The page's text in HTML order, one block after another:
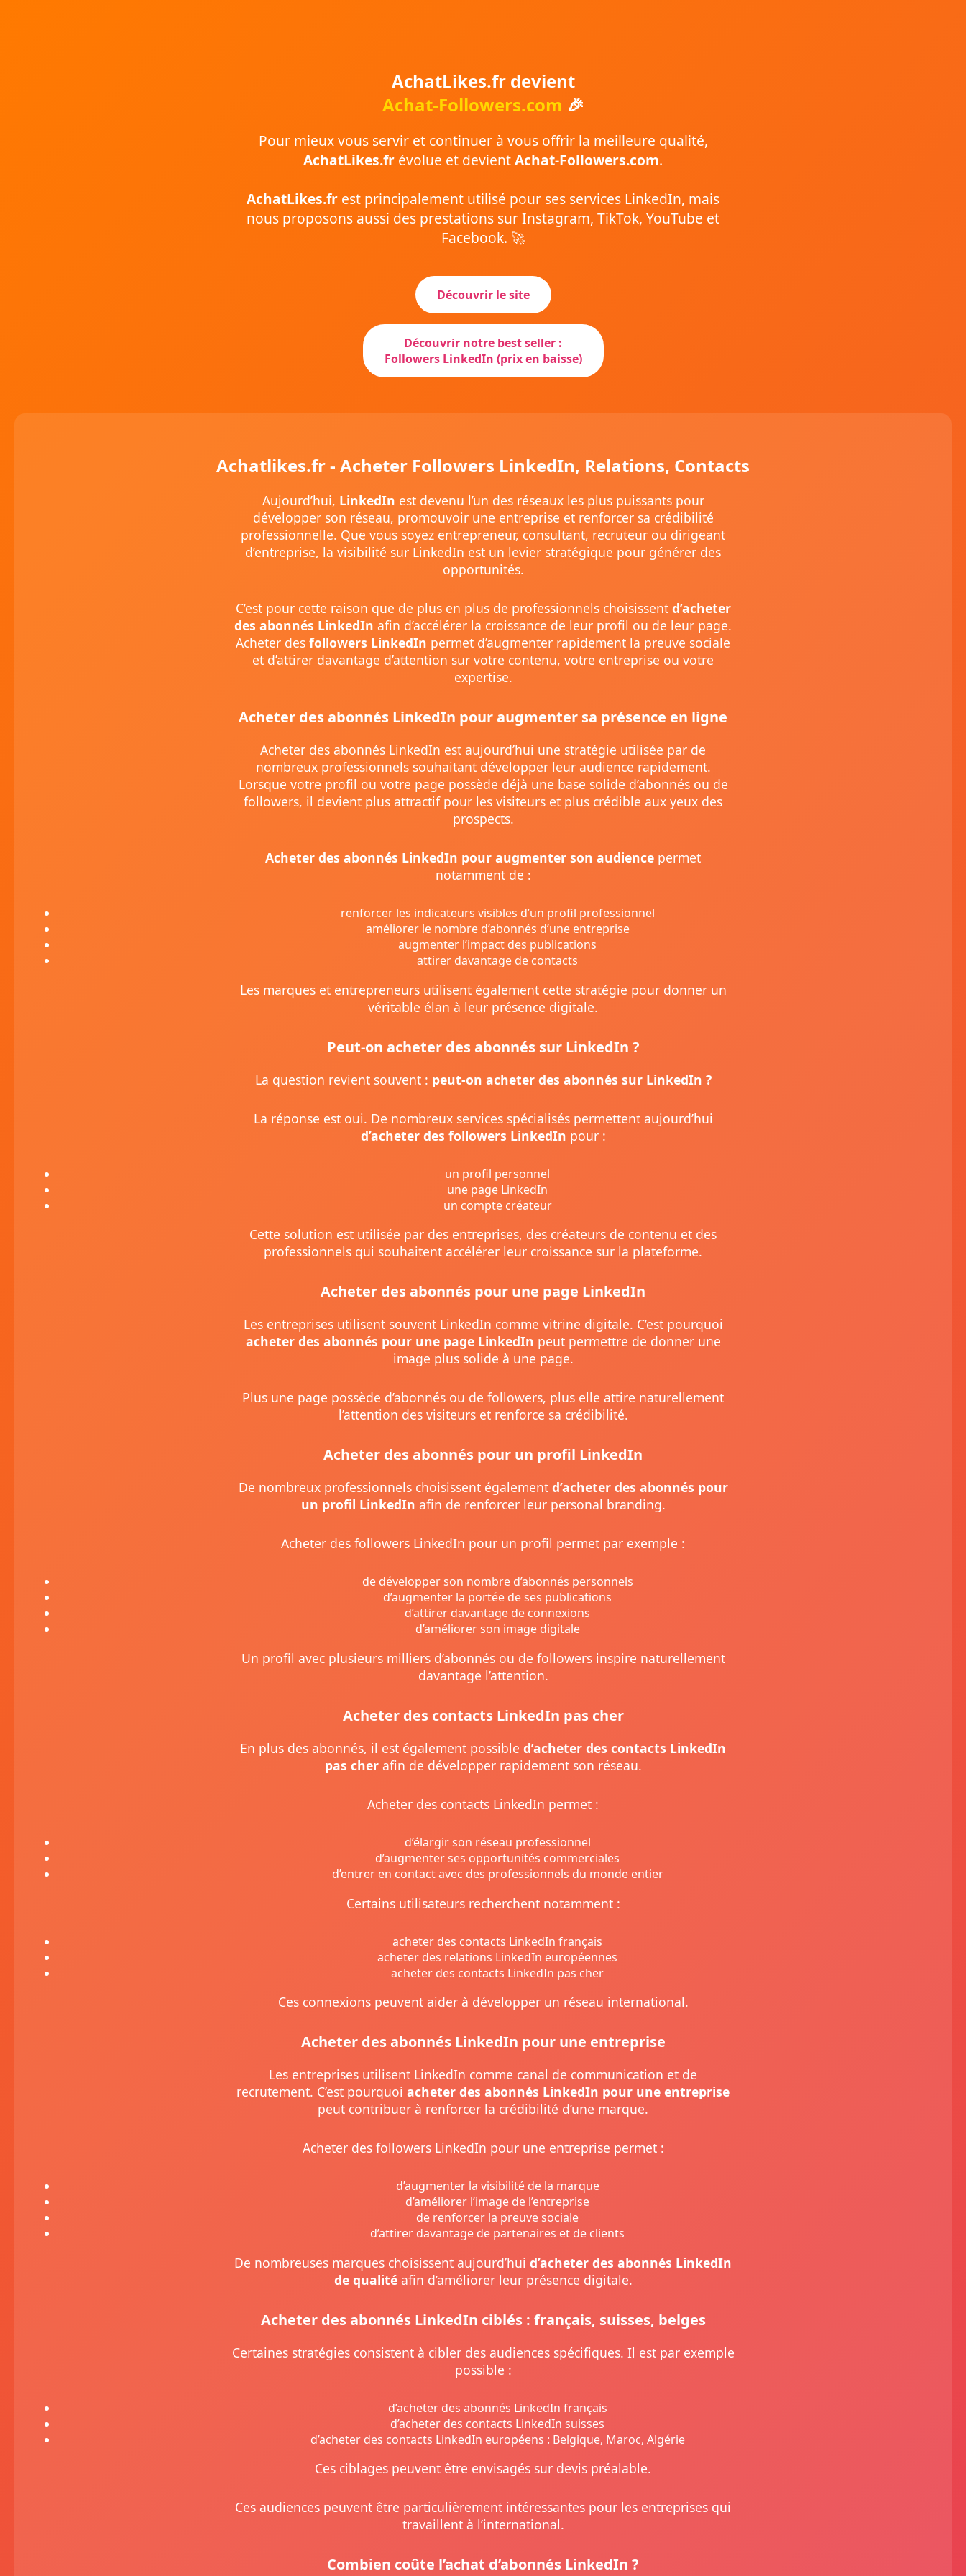
AchatLikes.fr devient
Achat-Followers.com 🎉
Pour mieux vous servir et continuer à vous offrir la meilleure qualité,
AchatLikes.fr évolue et devientAchat-Followers.com.
AchatLikes.fr est principalement utilisé pour ses services LinkedIn, mais
nous proposons aussi des prestations sur Instagram, TikTok, YouTube et
Facebook. 🚀
Découvrir le site
Découvrir notre best seller :
Followers LinkedIn (prix en baisse)
Achatlikes.fr - Acheter Followers LinkedIn, Relations, Contacts
Aujourd’hui, LinkedIn est devenu l’un des réseaux les plus puissants pour
développer son réseau, promouvoir une entreprise et renforcer sa crédibilité
professionnelle. Que vous soyez entrepreneur, consultant, recruteur ou dirigeant
d’entreprise, la visibilité sur LinkedIn est un levier stratégique pour générer des
opportunités.
C’est pour cette raison que de plus en plus de professionnels choisissent d’acheter
des abonnés LinkedIn afin d’accélérer la croissance de leur profil ou de leur page.
Acheter des followers LinkedIn permet d’augmenter rapidement la preuve sociale
et d’attirer davantage d’attention sur votre contenu, votre entreprise ou votre
expertise.
Acheter des abonnés LinkedIn pour augmenter sa présence en ligne
Acheter des abonnés LinkedIn est aujourd’hui une stratégie utilisée par de
nombreux professionnels souhaitant développer leur audience rapidement.
Lorsque votre profil ou votre page possède déjà une base solide d’abonnés ou de
followers, il devient plus attractif pour les visiteurs et plus crédible aux yeux des
prospects.
Acheter des abonnés LinkedIn pour augmenter son audience permet
notamment de :
renforcer les indicateurs visibles d’un profil professionnel
améliorer le nombre d’abonnés d’une entreprise
augmenter l’impact des publications
attirer davantage de contacts
Les marques et entrepreneurs utilisent également cette stratégie pour donner un
véritable élan à leur présence digitale.
Peut-on acheter des abonnés sur LinkedIn ?
La question revient souvent : peut-on acheter des abonnés sur LinkedIn ?
La réponse est oui. De nombreux services spécialisés permettent aujourd’hui
d’acheter des followers LinkedIn pour :
un profil personnel
une page LinkedIn
un compte créateur
Cette solution est utilisée par des entreprises, des créateurs de contenu et des
professionnels qui souhaitent accélérer leur croissance sur la plateforme.
Acheter des abonnés pour une page LinkedIn
Les entreprises utilisent souvent LinkedIn comme vitrine digitale. C’est pourquoi
acheter des abonnés pour une page LinkedIn peut permettre de donner une
image plus solide à une page.
Plus une page possède d’abonnés ou de followers, plus elle attire naturellement
l’attention des visiteurs et renforce sa crédibilité.
Acheter des abonnés pour un profil LinkedIn
De nombreux professionnels choisissent également d’acheter des abonnés pour
un profil LinkedIn afin de renforcer leur personal branding.
Acheter des followers LinkedIn pour un profil permet par exemple :
de développer son nombre d’abonnés personnels
d’augmenter la portée de ses publications
d’attirer davantage de connexions
d’améliorer son image digitale
Un profil avec plusieurs milliers d’abonnés ou de followers inspire naturellement
davantage l’attention.
Acheter des contacts LinkedIn pas cher
En plus des abonnés, il est également possible d’acheter des contacts LinkedIn
pas cherafin de développer rapidement son réseau.
Acheter des contacts LinkedIn permet :
d’élargir son réseau professionnel
d’augmenter ses opportunités commerciales
d’entrer en contact avec des professionnels du monde entier
Certains utilisateurs recherchent notamment :
acheter des contacts LinkedIn français
acheter des relations LinkedIn européennes
acheter des contacts LinkedIn pas cher
Ces connexions peuvent aider à développer un réseau international.
Acheter des abonnés LinkedIn pour une entreprise
Les entreprises utilisent LinkedIn comme canal de communication et de
recrutement. C’est pourquoi acheter des abonnés LinkedIn pour une entreprise
peut contribuer à renforcer la crédibilité d’une marque.
Acheter des followers LinkedIn pour une entreprise permet :
d’augmenter la visibilité de la marque
d’améliorer l’image de l’entreprise
de renforcer la preuve sociale
d’attirer davantage de partenaires et de clients
De nombreuses marques choisissent aujourd’hui d’acheter des abonnés LinkedIn
de qualitéafin d’améliorer leur présence digitale.
Acheter des abonnés LinkedIn ciblés : français, suisses, belges
Certaines stratégies consistent à cibler des audiences spécifiques. Il est par exemple
possible :
d’acheter des abonnés LinkedIn français
d’acheter des contacts LinkedIn suisses
d’acheter des contacts LinkedIn européens : Belgique, Maroc, Algérie
Ces ciblages peuvent être envisagés sur devis préalable.
Ces audiences peuvent être particulièrement intéressantes pour les entreprises qui
travaillent à l’international.
Combien coûte l’achat d’abonnés LinkedIn ?